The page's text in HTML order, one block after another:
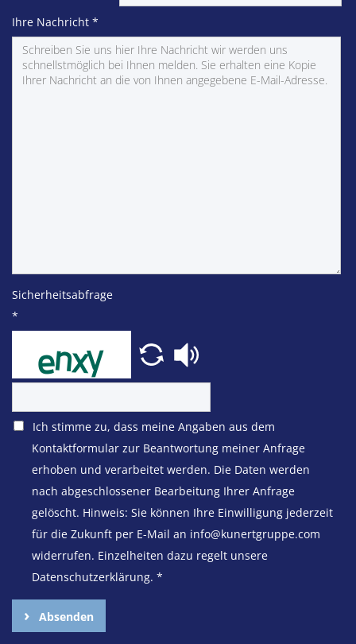
Ihre Nachricht *
Sicherheitsabfrage
*
Ich stimme zu, dass meine Angaben aus dem
Kontaktformular zur Beantwortung meiner Anfrage
erhoben und verarbeitet werden. Die Daten werden
nach abgeschlossener Bearbeitung Ihrer Anfrage
gelöscht. Hinweis: Sie können Ihre Einwilligung jederzeit
für die Zukunft per E-Mail an info@kunertgruppe.com
widerrufen. Einzelheiten dazu regelt unsere
Datenschutzerklärung. *
Absenden